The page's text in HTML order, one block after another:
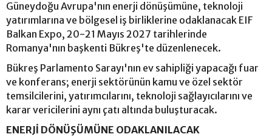
Güneydoğu Avrupa'nın enerji dönüşümüne, teknoloji
yatırımlarına ve bölgesel iş birliklerine odaklanacak EIF
Balkan Expo, 20-21 Mayıs 2027 tarihlerinde
Romanya'nın başkenti Bükreş'te düzenlenecek.
Bükreş Parlamento Sarayı'nın ev sahipliği yapacağı fuar
ve konferans; enerji sektörünün kamu ve özel sektör
temsilcilerini, yatırımcılarını, teknoloji sağlayıcılarını ve
karar vericilerini aynı çatı altında buluşturacak.
ENERJİ DÖNÜŞÜMÜNE ODAKLANILACAK